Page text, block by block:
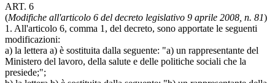
ART. 6
(Modifiche all'articolo 6 del decreto legislativo 9 aprile 2008, n. 81)
1. All'articolo 6, comma 1, del decreto, sono apportate le seguenti
modificazioni:
a) la lettera a) è sostituita dalla seguente: "a) un rappresentante del
Ministero del lavoro, della salute e delle politiche sociali che la
presiede;";